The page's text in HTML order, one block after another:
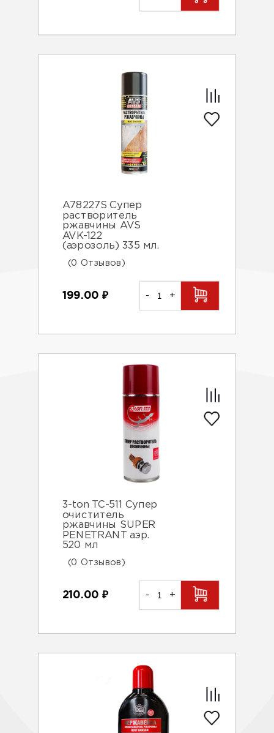
A78227S Супер
растворитель
ржавчины AVS
AVK-122
(аэрозоль) 335 мл.
(0 Отзывов)
199.00 ₽ - +
3-ton TC-511 Супер
очиститель
ржавчины SUPER
PENETRANT аэр.
520 мл
(0 Отзывов)
210.00 ₽ - +